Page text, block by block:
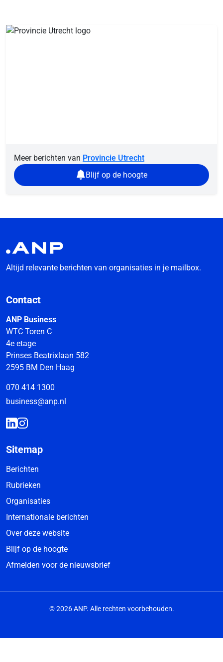
Meer berichten van Provincie Utrecht
Blijf op de hoogte
Altijd relevante berichten van organisaties in je mailbox.
Contact
ANP Business
WTC Toren C
4e etage
Prinses Beatrixlaan 582
2595 BM Den Haag
070 414 1300
business@anp.nl
Sitemap
Berichten
Rubrieken
Organisaties
Internationale berichten
Over deze website
Blijf op de hoogte
Afmelden voor de nieuwsbrief
© 2026 ANP. Alle rechten voorbehouden.